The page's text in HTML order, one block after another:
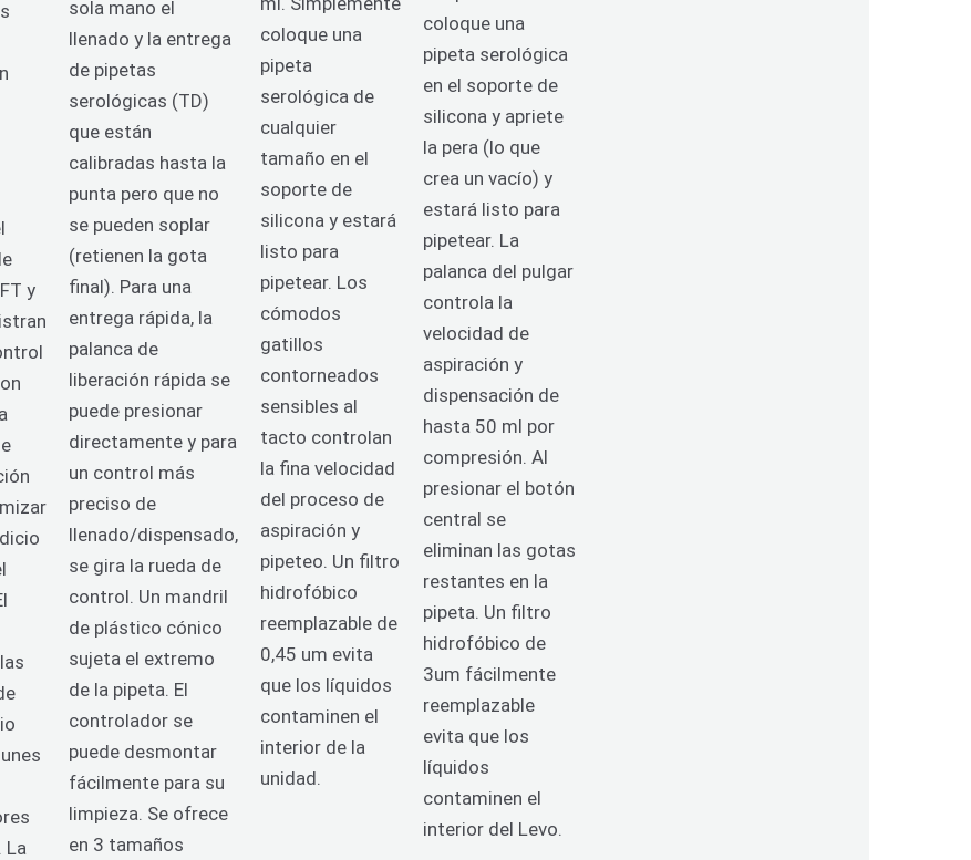
y
La
sola mano el
llenado y la entrega
de pipetas
serológicas (TD)
que están
calibradas hasta la
punta pero que no
se pueden soplar
(retienen la gota
final). Para una
entrega rápida, la
palanca de
liberación rápida se
puede presionar
directamente y para
un control más
preciso de
llenado/dispensado,
se gira la rueda de
control. Un mandril
de plástico cónico
sujeta el extremo
de la pipeta. El
controlador se
puede desmontar
fácilmente para su
limpieza. Se ofrece
en 3 tamaños
coloque una
pipeta
serológica de
cualquier
tamaño en el
soporte de
silicona y estará
listo para
pipetear. Los
cómodos
gatillos
contorneados
sensibles al
tacto controlan
la fina velocidad
del proceso de
aspiración y
pipeteo. Un filtro
hidrofóbico
reemplazable de
0,45 um evita
que los líquidos
contaminen el
interior de la
unidad.
coloque una
pipeta serológica
en el soporte de
silicona y apriete
la pera (lo que
crea un vacío) y
estará listo para
pipetear. La
palanca del pulgar
controla la
velocidad de
aspiración y
dispensación de
hasta 50 ml por
compresión.Al
presionar el botón
central se
eliminan las gotas
restantes en la
pipeta. Un filtro
hidrofóbico de
3um fácilmente
reemplazable
evita que los
líquidos
contaminen el
interior del Levo.